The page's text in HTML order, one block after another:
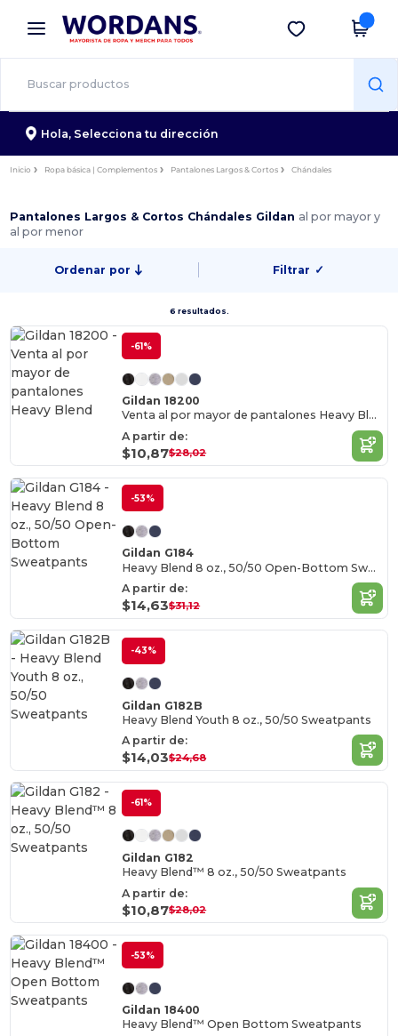
× App de Wordans
¡Mejores precios en app!
Descargar app
Hola, Selecciona tu dirección
Inicio Ropa básica | Complementos Pantalones Largos & Cortos Chándales
Pantalones Largos & Cortos Chándales Gildan al por mayor y
al por menor
Ordenar por Filtrar ✓
6 resultados.
-61%
Gildan 18200
Venta al por mayor de pantalones Heavy Blend
A partir de:
$10,87$28,02
-53%
Gildan G184
Heavy Blend 8 oz., 50/50 Open-Bottom Sweatpants
A partir de:
$14,63$31,12
-43%
Gildan G182B
Heavy Blend Youth 8 oz., 50/50 Sweatpants
A partir de:
$14,03$24,68
-61%
Gildan G182
Heavy Blend™ 8 oz., 50/50 Sweatpants
A partir de:
$10,87$28,02
-53%
Gildan 18400
Heavy Blend™ Open Bottom Sweatpants